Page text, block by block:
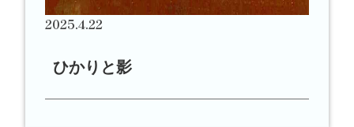
2025.4.22
ひかりと影